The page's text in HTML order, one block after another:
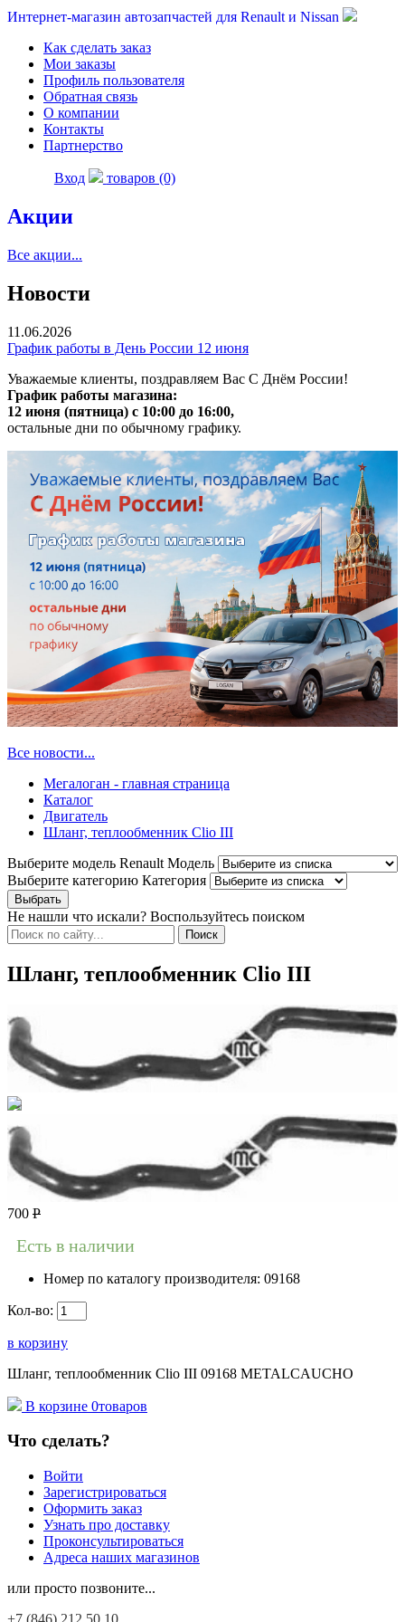
Интернет-магазин автозапчастей для Renault и Nissan
Как сделать заказ
Мои заказы
Профиль пользователя
Обратная связь
О компании
Контакты
Партнерство
Вход товаров (0)
Акции
Все акции...
Новости
11.06.2026
График работы в День России 12 июня
Уважаемые клиенты, поздравляем Вас С Днём России!
График работы магазина:
12 июня (пятница) с 10:00 до 16:00,
остальные дни по обычному графику.
Все новости...
Мегалоган - главная страница
Каталог
Двигатель
Шланг, теплообменник Clio III
Выберите модель Renault Модель
Выберите категорию Категория
Не нашли что искали? Воспользуйтесь поиском
Шланг, теплообменник Clio III
700 Р
Есть в наличии
Номер по каталогу производителя: 09168
Кол-во:
в корзину
Шланг, теплообменник Clio III 09168 METALCAUCHO
В корзине 0товаров
Что сделать?
Войти
Зарегистрироваться
Оформить заказ
Узнать про доставку
Проконсультироваться
Адреса наших магазинов
или просто позвоните...
+7 (846) 212 50 10